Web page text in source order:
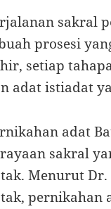
sakral
prosesi
setiap
adat istiadat
adat
sakral
Menurut
pernikahan